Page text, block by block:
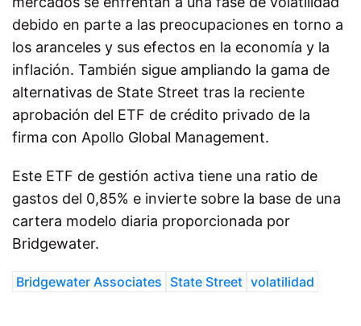
debido en parte a las preocupaciones en torno a
los aranceles y sus efectos en la economía y la
inflación. También sigue ampliando la gama de
alternativas de State Street tras la reciente
aprobación del ETF de crédito privado de la
firma con Apollo Global Management.
Este ETF de gestión activa tiene una ratio de
gastos del 0,85% e invierte sobre la base de una
cartera modelo diaria proporcionada por
Bridgewater.
Bridgewater Associates State Street volatilidad